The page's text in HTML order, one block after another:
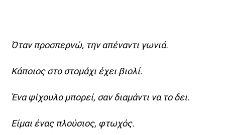
Όταν προσπερνώ, την απέναντι γωνιά.
Κάποιος στο στομάχι έχει βιολί.
Ένα ψίχουλο μπορεί, σαν διαμάντι να το δει.
Είμαι ένας πλούσιος, φτωχός.